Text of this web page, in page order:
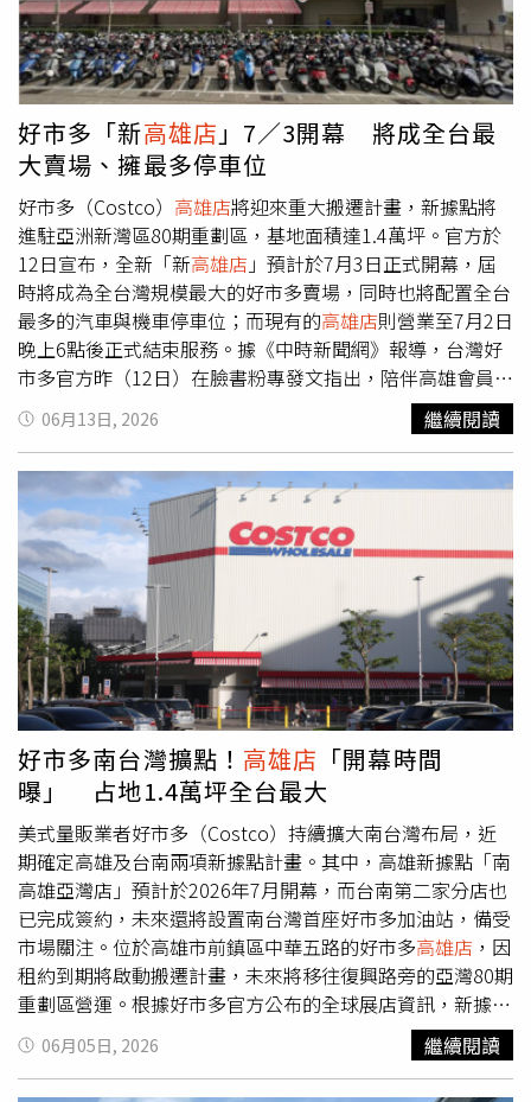
畫，永續料理銷售量成長至4,749份，讓健康飲食從競賽走
入日常餐桌。而遠東SOGO全台營運據點內高達95為環境部
認證之「環保餐廳」，中壢店與高雄店更全數轉換為「綠食
飯桌」，讓消費者吃得美味、吃得健康，更吃得永續！未
來，遠東SOGO將持續深化淨零轉型、健康生活倡議及人才
永續發展，攜手消費者、供應商及社會各界，共同擴大永續
影響力。
雄店即將搬家，原先的中華五路舊址營業至7月2日。（圖／
翻攝自好市多臉書）台灣好市多起家厝熄燈倒數！全台最大
旗艦店即將登場台灣好市多起家厝高雄中華店，1997年開
幕至今經營近30年，因租約到期將於2026年7月2日晚間6點
打烊。全台最大好市多、坐落於高雄亞灣80期重劃區的高雄
亞灣店，將於7月3日盛大開幕，總樓地板面積高達1.4萬
坪，整體規模比高雄中華店大上近2倍，除了購物空間寬
敞，還規劃超過1,000個汽車位與400個機車位，3樓還附設
輪胎服務中心，堪稱全台最強海景賣場。 更多三立新聞網
報導． 賈永婕全新形象照！洩當101董事長2年心聲：睡眠
比網友留言重要． 生乳捲有塑膠碎片！母氣炸：小孩差點
誤吞 亞尼克道歉：調查中． 獨家／台北20年「最髒燒
臘」無預警歇業 爆盒三寶飯吃不到了
好市多「新高雄店 」7／3開幕 將成全台最
大賣場、擁最多停車位
好市多（Costco） 高雄店將迎來重大搬遷計畫，新據點將
進駐亞洲新灣區80期重劃區，基地面積達1.4萬坪。官方於
12日宣布，全新「新高雄店 」預計於7月3日正式開幕，屆
時將成為全台灣規模最大的好市多賣場，同時也將配置全台
最多的汽車與機車停車位；而現有的高雄店則營業至7月2日
晚上6點後正式結束服務。據《中時新聞網》報導，台灣好
市多官方昨（12日）在臉書粉專發文指出，陪伴高雄會員超
過20年的創始店高雄店
，將從熟悉的中華五路遷至前鎮區智
科路35號的新址，象徵營運進入全新階段。貼文進一步說
明，新高雄店共有3大亮點，不僅是全台最大好市多賣場，
還坐擁海景第一排，同時設有全台最多的汽機車停車位，強
調購物與交通的便利性。據悉，原高雄店
（1997年）開幕以來，一直是台灣首間好市多賣場，但原
本約4500坪的空間已無法負荷尖峰時段龐大人流，因此決
定遷移至高雄軟體園區南側的亞洲新灣區80期重劃區，以擴
充營運規模與服務量能。新店規劃為地上4層建築，分為A、
B、C三棟，其中A棟1樓與3樓為賣場空間，2樓作為辦公室
使用，4樓則設置停車場；其餘兩棟建築則全面作為停車場
使用。業者表示，全新賣場共規劃1010個汽車停車位與400
個機車停車位，提供更寬敞且便利的停車環境，以因應未來
大量人流與車流需求。
06月13日, 2026 繼續閱讀
好市多南台灣擴點！ 高雄店 「開幕時間
曝」 占地1.4萬坪全台最大
美式量販業者好市多（Costco）持續擴大南台灣布局，近
期確定高雄及台南兩項新據點計畫。其中，高雄新據點「南
高雄亞灣店」預計於2026年7月開幕，而台南第二家分店也
已完成簽約，未來還將設置南台灣首座好市多加油站，備受
市場關注。位於高雄市前鎮區中華五路的好市多高雄店 ，因
租約到期將啟動搬遷計畫，未來將移往復興路旁的亞灣80期
重劃區營運。根據好市多官方公布的全球展店資訊，新據點
將命名為「南高雄亞灣店」，並規劃於2026年7月正式開
幕。新店基地面積約1.4萬坪，規模遠超現有門市。規劃內
06月05日, 2026 繼續閱讀